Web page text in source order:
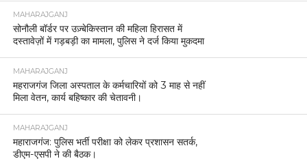
MAHARAJGANJ
सोनौली बॉर्डर पर उज़्बेकिस्तान की महिला हिरासत में
दस्तावेज़ों में गड़बड़ी का मामला, पुलिस ने दर्ज किया मुकदमा
MAHARAJGANJ
महराजगंज जिला अस्पताल के कर्मचारियों को 3 माह से नहीं
मिला वेतन, कार्य बहिष्कार की चेतावनी।
MAHARAJGANJ
महाराजगंज: पुलिस भर्ती परीक्षा को लेकर प्रशासन सतर्क,
डीएम-एसपी ने की बैठक।